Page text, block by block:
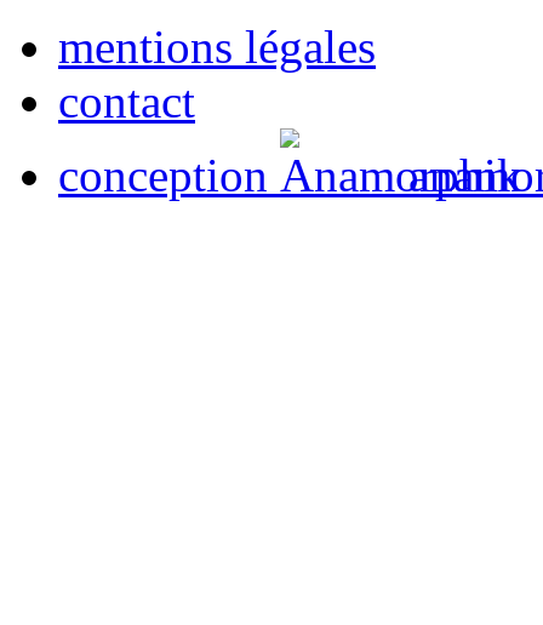
mentions légales
contact
conception